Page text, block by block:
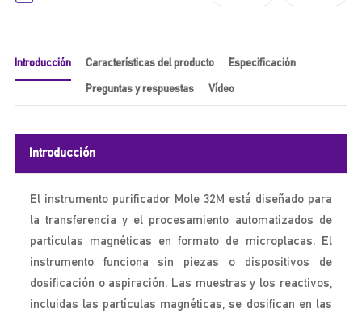
Introducción Características del producto Especificación
Preguntas y respuestas Vídeo
Introducción
El instrumento purificador Mole 32M está diseñado para
la transferencia y el procesamiento automatizados de
partículas magnéticas en formato de microplacas. El
instrumento funciona sin piezas o dispositivos de
dosificación o aspiración. Las muestras y los reactivos,
incluidas las partículas magnéticas, se dosifican en las